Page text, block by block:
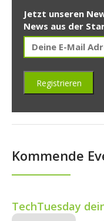
Jetzt unseren
News aus der
Kommende
TechTuesday